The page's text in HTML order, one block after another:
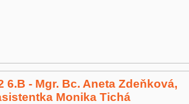
6.B - Mgr. Bc. Aneta Zdeňková,
Monika Tichá